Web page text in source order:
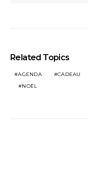
Related Topics
AGENDA CADEAU
NOËL